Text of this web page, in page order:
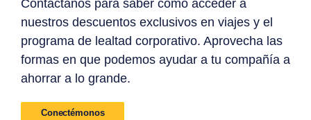
Contáctanos para saber cómo acceder a
nuestros descuentos exclusivos en viajes y el
programa de lealtad corporativo. Aprovecha las
formas en que podemos ayudar a tu compañía a
ahorrar a lo grande.
Conectémonos